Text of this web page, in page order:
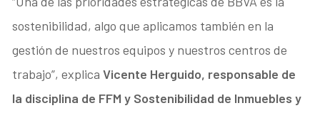
sostenibilidad, algo que aplicamos también en la
gestión de nuestros equipos y nuestros centros de
trabajo”, explicaVicente Herguido, responsable de
la disciplina de FFM y Sostenibilidad de Inmuebles y